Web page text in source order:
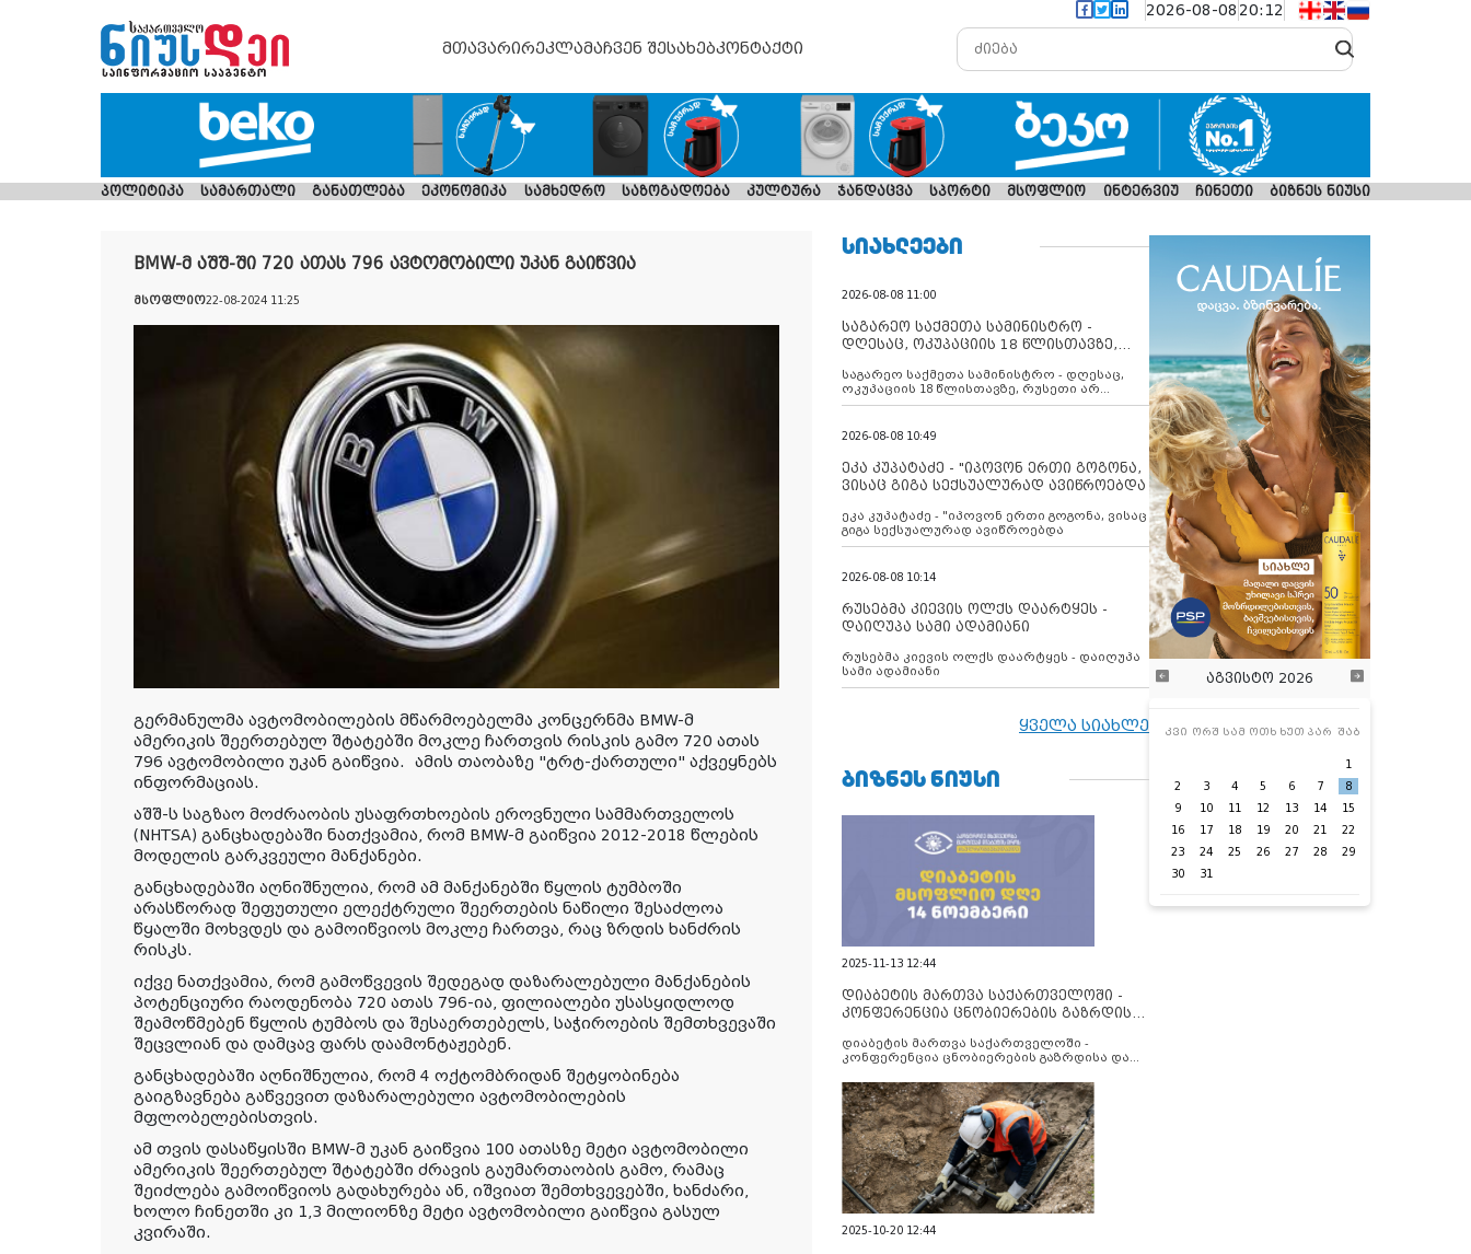
2026-08-08 20:12
მთავარირეკლამაჩვენ შესახებკონტაქტი
პოლიტიკა სამართალი განათლება ეკონომიკა სამხედრო საზოგადოება კულტურა ჯანდაცვა სპორტი მსოფლიო ინტერვიუ ჩინეთი ბიზნეს ნიუსი
BMW-მ აშშ-ში 720 ათას 796 ავტომობილი უკან გაიწვია
მსოფლიო22-08-2024 11:25
გერმანულმა ავტომობილების მწარმოებელმა კონცერნმა BMW-მ
ამერიკის შეერთებულ შტატებში მოკლე ჩართვის რისკის გამო 720 ათას
796 ავტომობილი უკან გაიწვია. ამის თაობაზე "ტრტ-ქართული" აქვეყნებს
ინფორმაციას.
აშშ-ს საგზაო მოძრაობის უსაფრთხოების ეროვნული სამმართველოს
(NHTSA) განცხადებაში ნათქვამია, რომ BMW-მ გაიწვია 2012-2018 წლების
მოდელის გარკვეული მანქანები.
განცხადებაში აღნიშნულია, რომ ამ მანქანებში წყლის ტუმბოში
არასწორად შეფუთული ელექტრული შეერთების ნაწილი შესაძლოა
წყალში მოხვდეს და გამოიწვიოს მოკლე ჩართვა, რაც ზრდის ხანძრის
რისკს.
იქვე ნათქვამია, რომ გამოწვევის შედეგად დაზარალებული მანქანების
პოტენციური რაოდენობა 720 ათას 796-ია, ფილიალები უსასყიდლოდ
შეამოწმებენ წყლის ტუმბოს და შესაერთებელს, საჭიროების შემთხვევაში
შეცვლიან და დამცავ ფარს დაამონტაჟებენ.
განცხადებაში აღნიშნულია, რომ 4 ოქტომბრიდან შეტყობინება
გაიგზავნება გაწვევით დაზარალებული ავტომობილების
მფლობელებისთვის.
ამ თვის დასაწყისში BMW-მ უკან გაიწვია 100 ათასზე მეტი ავტომობილი
ამერიკის შეერთებულ შტატებში ძრავის გაუმართაობის გამო, რამაც
შეიძლება გამოიწვიოს გადახურება ან, იშვიათ შემთხვევებში, ხანძარი,
ხოლო ჩინეთში კი 1,3 მილიონზე მეტი ავტომობილი გაიწვია გასულ
კვირაში.
ᲡᲘᲐᲮᲚᲔᲔᲑᲘ
2026-08-08 11:00
საგარეო საქმეთა სამინისტრო -
დღესაც, ოკუპაციის 18 წლისთავზე,
შუამავლ
საგარეო საქმეთა სამინისტრო - დღესაც,
ოკუპაციის 18 წლისთავზე, რუსეთი არ
ასრულებს ევროკავშირის შუამავლობით
შეწყვეტის შეთანხმებას. მეტიც, რუსეთი
ოკუპირებულ რეგიონებში, აგრძელებს მათი
მილიტარიზაციის პროცესს და აქტიურად
დგამს ნაბიჯებს მათი ფაქტობრივი
2026-08-08 10:49
ეკა კუპატაძე - "იპოვონ ერთი გოგონა,
ვისაც გიგა სექსუალურად ავიწროებდა
ეკა კუპატაძე - "იპოვონ ერთი გოგონა, ვისაც
გიგა სექსუალურად ავიწროებდა
2026-08-08 10:14
რუსებმა კიევის ოლქს დაარტყეს -
დაიღუპა სამი ადამიანი
რუსებმა კიევის ოლქს დაარტყეს - დაიღუპა
სამი ადამიანი
ყველა სიახლე
ᲑᲘᲖᲜᲔᲡ ᲜᲘᲣᲡᲘ
2025-11-13 12:44
დიაბეტის მართვა საქართველოში -
კონფერენცია ცნობიერების გაზრდისა
დიაბეტის მართვა საქართველოში -
კონფერენცია ცნობიერების გაზრდისა და
2025-10-20 12:44
აგვისტო 2026
კვი ორშ სამ ოთხ ხუთ პარ შაბ
1
2
3 4 5 6 7
8
9
10 11 12 13 14
15
16
17 18 19 20 21
22
23
24 25 26 27 28
29
30
31